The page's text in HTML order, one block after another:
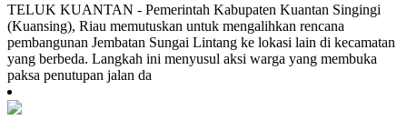
TELUK KUANTAN - Pemerintah Kabupaten Kuantan Singingi
(Kuansing), Riau memutuskan untuk mengalihkan rencana
pembangunan Jembatan Sungai Lintang ke lokasi lain di kecamatan
yang berbeda. Langkah ini menyusul aksi warga yang membuka
paksa penutupan jalan da